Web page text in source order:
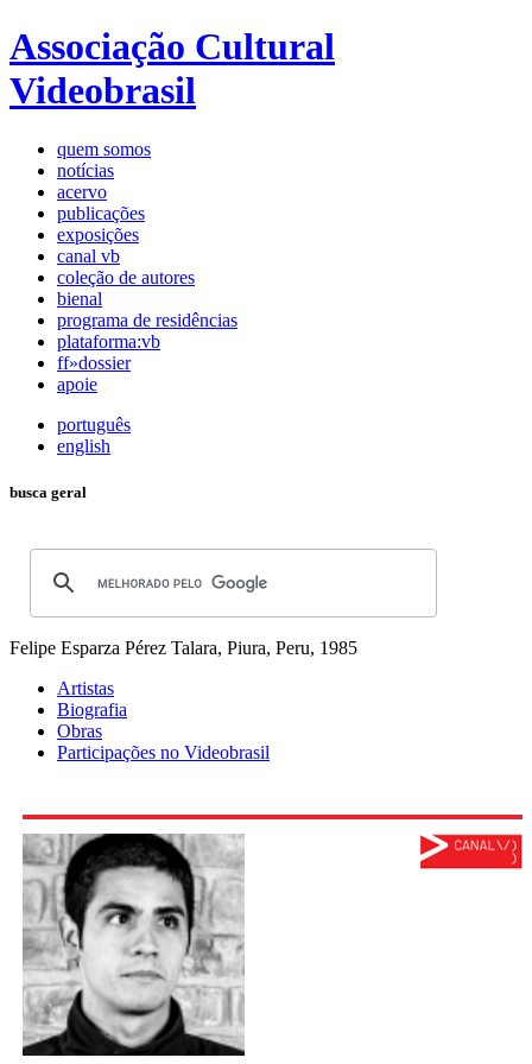
Associação Cultural
Videobrasil
quem somos
notícias
acervo
publicações
exposições
canal vb
coleção de autores
bienal
programa de residências
plataforma:vb
ff»dossier
apoie
português
english
busca geral
Felipe Esparza Pérez Talara, Piura, Peru, 1985
Artistas
Biografia
Obras
Participações no Videobrasil